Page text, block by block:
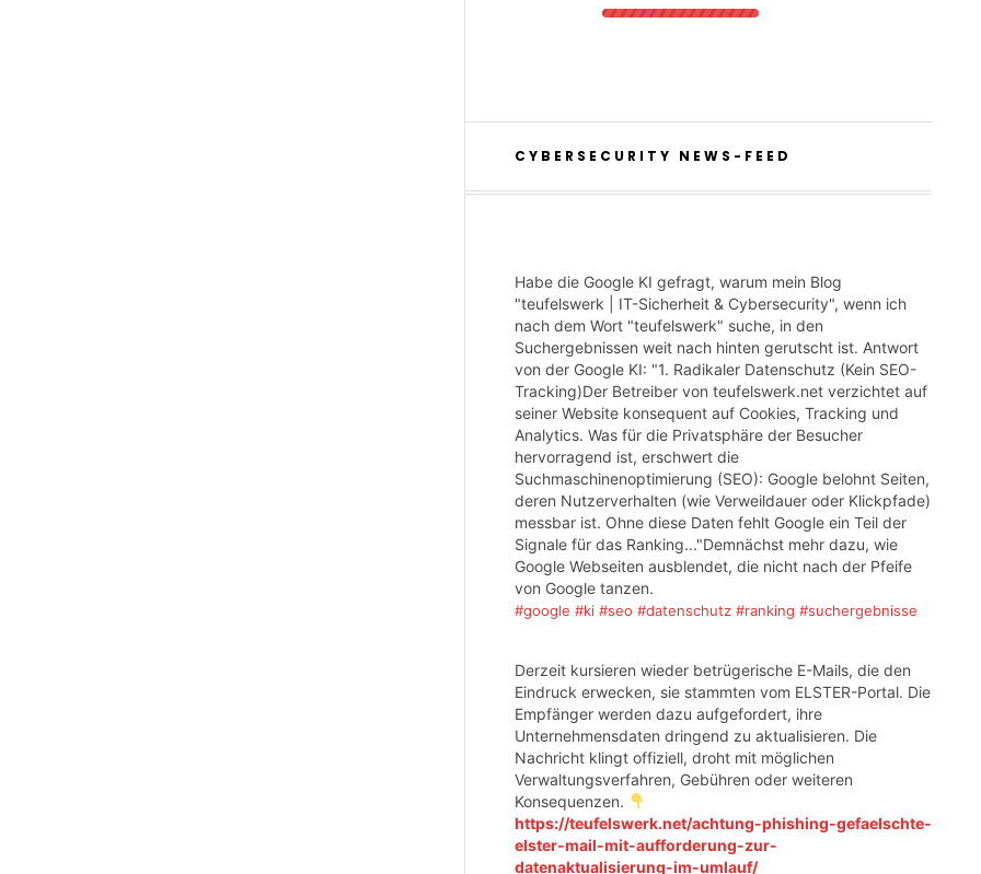
CYBERSECURITY NEWS-FEED
Habe die Google KI gefragt, warum mein Blog
"teufelswerk | IT-Sicherheit & Cybersecurity", wenn ich
nach dem Wort "teufelswerk" suche, in den
Suchergebnissen weit nach hinten gerutscht ist. Antwort
von der Google KI: "1. Radikaler Datenschutz (Kein SEO-
Tracking)Der Betreiber von teufelswerk.net verzichtet auf
seiner Website konsequent auf Cookies, Tracking und
Analytics. Was für die Privatsphäre der Besucher
hervorragend ist, erschwert die
Suchmaschinenoptimierung (SEO): Google belohnt Seiten,
deren Nutzerverhalten (wie Verweildauer oder Klickpfade)
messbar ist. Ohne diese Daten fehlt Google ein Teil der
Signale für das Ranking..."Demnächst mehr dazu, wie
Google Webseiten ausblendet, die nicht nach der Pfeife
von Google tanzen.
#google #ki #seo #datenschutz #ranking #suchergebnisse
Derzeit kursieren wieder betrügerische E-Mails, die den
Eindruck erwecken, sie stammten vom ELSTER-Portal. Die
Empfänger werden dazu aufgefordert, ihre
Unternehmensdaten dringend zu aktualisieren. Die
Nachricht klingt offiziell, droht mit möglichen
Verwaltungsverfahren, Gebühren oder weiteren
Konsequenzen.
https://teufelswerk.net/achtung-phishing-gefaelschte-
elster-mail-mit-aufforderung-zur-
datenaktualisierung-im-umlauf/